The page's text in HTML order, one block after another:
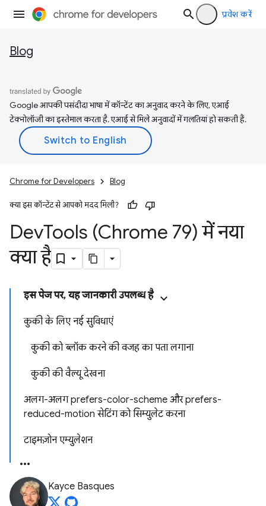
प्रवेश करें
Blog
Google आपकी पसंदीदा भाषा में कॉन्टेंट का अनुवाद करने के लिए, एआई
टेक्नोलॉजी का इस्तेमाल करता है. एआई से मिले अनुवादों में गलतियां हो सकती हैं.
Chrome for Developers Blog
क्या इस कॉन्टेंट से आपको मदद मिली?
DevTools (Chrome 79) में नया
क्या है
इस पेज पर, यह जानकारी उपलब्ध है
कुकी के लिए नई सुविधाएं
कुकी को ब्लॉक करने की वजह का पता लगाना
कुकी की वैल्यू देखना
अलग-अलग prefers-color-scheme और prefers-
reduced-motion सेटिंग को सिम्युलेट करना
टाइमज़ोन एम्युलेशन
Kayce Basques